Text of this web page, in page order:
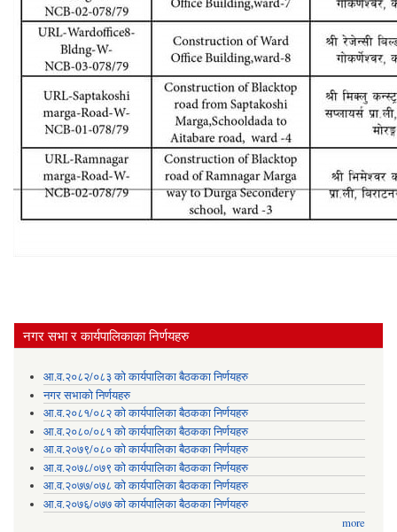
नगर सभा र कार्यपालिकाका निर्णयहरु
आ.व.२०८२/०८३ को कार्यपालिका बैठकका निर्णयहरु
नगर सभाको निर्णयहरु
आ.व.२०८१/०८२ को कार्यपालिका बैठकका निर्णयहरु
आ.व.२०८०/०८१ को कार्यपालिका बैठकका निर्णयहरु
आ.व.२०७९/०८० को कार्यपालिका बैठकका निर्णयहरु
आ.व.२०७८/०७९ को कार्यपालिका बैठकका निर्णयहरु
आ.व.२०७७/०७८ को कार्यपालिका बैठकका निर्णयहरु
आ.व.२०७६/०७७ को कार्यपालिका बैठकका निर्णयहरु
more